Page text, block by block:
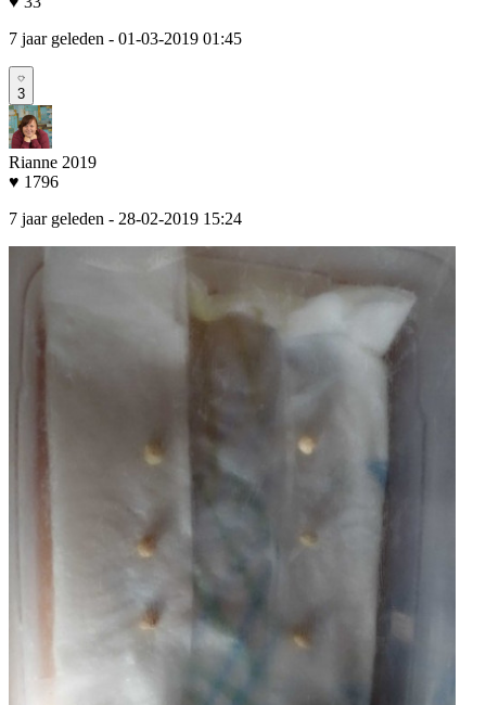
7 jaar geleden - 01-03-2019 01:45
3
Rianne 2019
♥ 1796
7 jaar geleden - 28-02-2019 15:24